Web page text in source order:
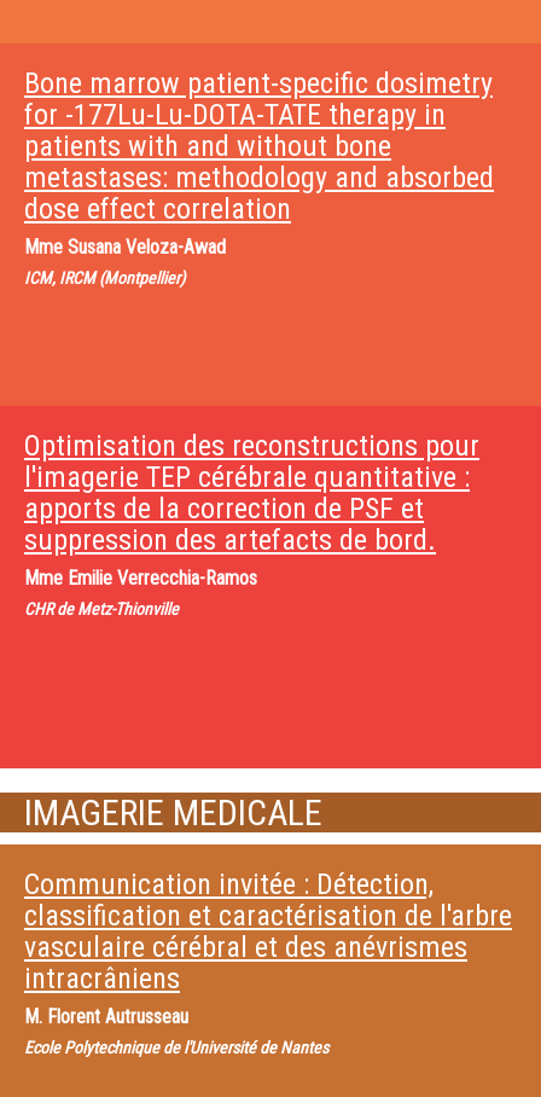
Bone marrow patient-specific dosimetry
for -177Lu-Lu-DOTA-TATE therapy in
patients with and without bone
metastases: methodology and absorbed
dose effect correlation
Mme Susana Veloza-Awad
ICM, IRCM (Montpellier)
Optimisation des reconstructions pour
l'imagerie TEP cérébrale quantitative :
apports de la correction de PSF et
suppression des artefacts de bord.
Mme Emilie Verrecchia-Ramos
CHR de Metz-Thionville
IMAGERIE MEDICALE
Communication invitée : Détection,
classification et caractérisation de l'arbre
vasculaire cérébral et des anévrismes
intracrâniens
M. Florent Autrusseau
Ecole Polytechnique de l'Université de Nantes